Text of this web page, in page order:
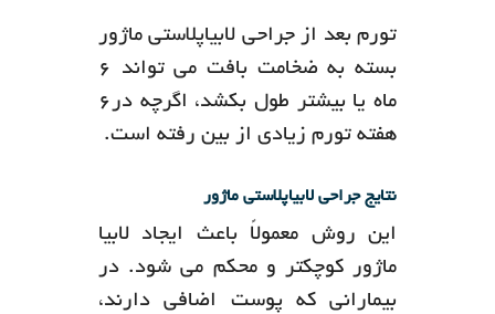
تورم بعد از جراحی لابیاپلاستی ماژور
بسته به ضخامت بافت می تواند 6
ماه یا بیشتر طول بکشد، اگرچه در6
هفته تورم زیادی از بین رفته است.
نتایج جراحی لابیاپلاستی ماژور
این روش معمولاً باعث ایجاد لابیا
ماژور کوچکتر و محکم می شود. در
بیمارانی که پوست اضافی دارند،